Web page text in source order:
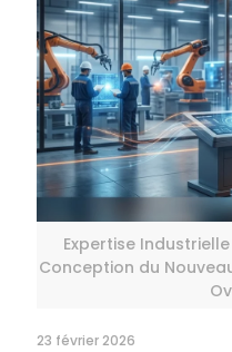
Expertise
Conception du
23 février 2026